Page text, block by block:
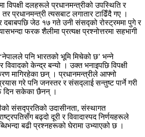
दलहरूले प्रधानमन्त्रीको उपस्थिति र
प्रधानमन्त्री त्यसबाट लगातार टाढिँदै गए ।
जेठ १७ गते उनी संसद्को रोस्ट्रममा पुगे र
फरक शैलीमा प्रत्यक्ष प्रश्नोत्तरमा सहभागी
पनि भारतको भूमि मिचेको छ’ भन्ने
विवादको केन्द्र बन्यो । उक्त भनाइपछि विपक्षी
मागिरहेका छन् । प्रधानमन्त्रीले आफ्नो
गरे पनि जनस्तर र संसद्लाई सन्तुष्ट पार्ने गरी
दिन सकेका छैनन् ।
संसद्प्रतिको उदासीनता, संस्थागत
बढ्दो दूरी र विवादास्पद निर्णयहरूले
बढी प्रश्नहरूको घेरामा उभ्याएको छ ।